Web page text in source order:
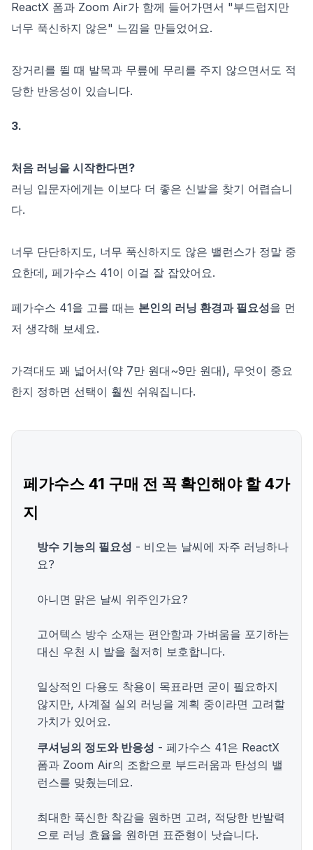
ReactX 폼과 Zoom Air가 함께 들어가면서 "부드럽지만
너무 푹신하지 않은" 느낌을 만들었어요.
장거리를 뛸 때 발목과 무릎에 무리를 주지 않으면서도 적
당한 반응성이 있습니다.
3.
처음 러닝을 시작한다면?
러닝 입문자에게는 이보다 더 좋은 신발을 찾기 어렵습니
다.
너무 단단하지도, 너무 푹신하지도 않은 밸런스가 정말 중
요한데, 페가수스 41이 이걸 잘 잡았어요.
페가수스 41을 고를 때는 본인의 러닝 환경과 필요성을 먼
저 생각해 보세요.
가격대도 꽤 넓어서(약 7만 원대~9만 원대), 무엇이 중요
한지 정하면 선택이 훨씬 쉬워집니다.
페가수스 41 구매 전 꼭 확인해야 할 4가
지
방수 기능의 필요성 - 비오는 날씨에 자주 러닝하나
요?
아니면 맑은 날씨 위주인가요?
고어텍스 방수 소재는 편안함과 가벼움을 포기하는
대신 우천 시 발을 철저히 보호합니다.
일상적인 다용도 착용이 목표라면 굳이 필요하지
않지만, 사계절 실외 러닝을 계획 중이라면 고려할
가치가 있어요.
쿠셔닝의 정도와 반응성 - 페가수스 41은 ReactX
폼과 Zoom Air의 조합으로 부드러움과 탄성의 밸
런스를 맞췄는데요.
최대한 푹신한 착감을 원하면 고려, 적당한 반발력
으로 러닝 효율을 원하면 표준형이 낫습니다.